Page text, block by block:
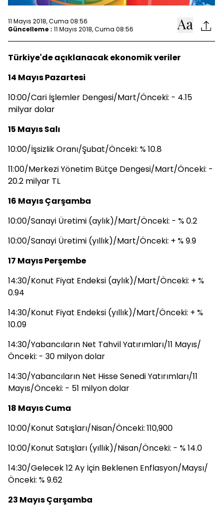
11 Mayıs 2018, Cuma 08:56
Güncelleme : 11 Mayıs 2018, Cuma 08:56
Türkiye'de açıklanacak ekonomik veriler
14 Mayıs Pazartesi
10:00/Cari İşlemler Dengesi/Mart/Önceki: - 4.15
milyar dolar
15 Mayıs Salı
10:00/İşsizlik Oranı/Şubat/Önceki: % 10.8
11:00/Merkezi Yönetim Bütçe Dengesi/Mart/Önceki: -
20.2 milyar TL
16 Mayıs Çarşamba
10:00/Sanayi Üretimi (aylık)/Mart/Önceki: - % 0.2
10:00/Sanayi Üretimi (yıllık)/Mart/Önceki: + % 9.9
17 Mayıs Perşembe
14:30/Konut Fiyat Endeksi (aylık)/Mart/Önceki: + %
0.94
14:30/Konut Fiyat Endeksi (yıllık)/Mart/Önceki: + %
10.09
14:30/Yabancıların Net Tahvil Yatırımları/11 Mayıs/
Önceki: - 30 milyon dolar
14:30/Yabancıların Net Hisse Senedi Yatırımları/11
Mayıs/Önceki: - 51 milyon dolar
18 Mayıs Cuma
10:00/Konut Satışları/Nisan/Önceki: 110,900
10:00/Konut Satışları (yıllık)/Nisan/Önceki: - % 14.0
14:30/Gelecek 12 Ay İçin Beklenen Enflasyon/Maysı/
Önceki: % 9.62
23 Mayıs Çarşamba